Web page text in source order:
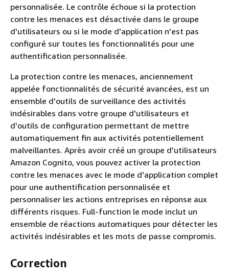
personnalisée. Le contrôle échoue si la protection
contre les menaces est désactivée dans le groupe
d'utilisateurs ou si le mode d'application n'est pas
configuré sur toutes les fonctionnalités pour une
authentification personnalisée.
La protection contre les menaces, anciennement
appelée fonctionnalités de sécurité avancées, est un
ensemble d'outils de surveillance des activités
indésirables dans votre groupe d'utilisateurs et
d'outils de configuration permettant de mettre
automatiquement fin aux activités potentiellement
malveillantes. Après avoir créé un groupe d'utilisateurs
Amazon Cognito, vous pouvez activer la protection
contre les menaces avec le mode d'application complet
pour une authentification personnalisée et
personnaliser les actions entreprises en réponse aux
différents risques. Full-function le mode inclut un
ensemble de réactions automatiques pour détecter les
activités indésirables et les mots de passe compromis.
Correction